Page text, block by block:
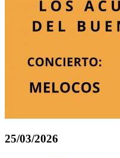
25/03/2026